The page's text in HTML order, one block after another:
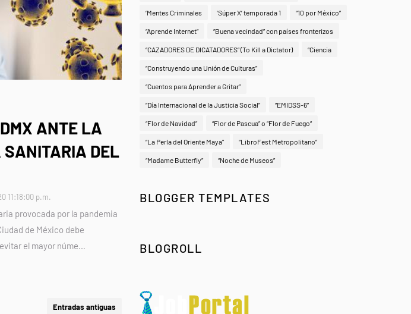
ANTE LA
SANITARIA DEL
11:18:00 p.m.
provocada por la pandemia
de México debe
el mayor núme…
Entradas antiguas
‘Mentes Criminales ‘Súper X’ temporada 1 “10 por México”
“Aprende Internet” “Buena vecindad” con países fronterizos
“CAZADORES DE DICATADORES” (To Kill a Dictator) “Ciencia
“Construyendo una Unión de Culturas”
“Cuentos para Aprender a Gritar”
“Día Internacional de la Justicia Social” “EMIDSS-6”
“Flor de Navidad” “Flor de Pascua” o “Flor de Fuego”
“La Perla del Oriente Maya" “LibroFest Metropolitano”
“Madame Butterfly” “Noche de Museos”
BLOGGER TEMPLATES
BLOGROLL